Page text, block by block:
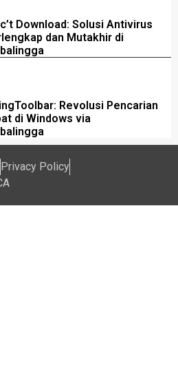
Download: Solusi Antivirus
dan Mutakhir di
Revolusi Pencarian
di Windows via
Privacy Policy